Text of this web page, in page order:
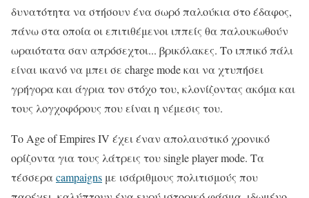
δυνατότητα να στήσουν ένα σωρό παλούκια στο έδαφος,
πάνω στα οποία οι επιτιθέμενοι ιππείς θα παλουκωθούν
ωραιότατα σαν απρόσεχτοι... βρικόλακες. Το ιππικό πάλι
είναι ικανό να μπει σε charge mode και να χτυπήσει
γρήγορα και άγρια τον στόχο του, κλονίζοντας ακόμα και
τους λογχοφόρους που είναι η νέμεσις του.
Το Age of Empires IV έχει έναν απολαυστικό χρονικό
ορίζοντα για τους λάτρεις του single player mode. Τα
τέσσεραcampaigns με ισάριθμους πολιτισμούς που